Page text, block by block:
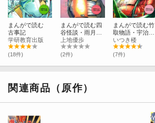
まんがで読む
古事記
学研教育出版
(18件)
まんがで読む四
谷怪談・雨月物
語
上地優歩
(2件)
まんがで読む竹
取物語・宇治拾
遺物語
いつき楼
(7件)
関連商品（原作）